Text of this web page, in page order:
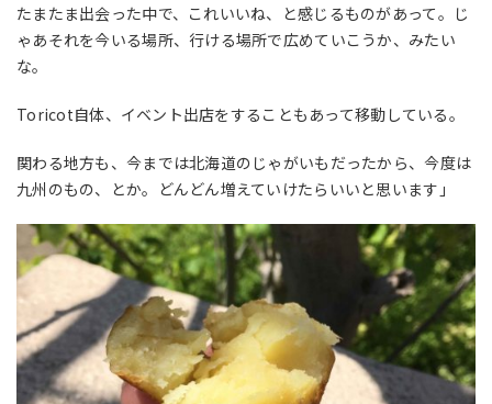
たまたま出会った中で、これいいね、と感じるものがあって。じ
ゃあそれを今いる場所、行ける場所で広めていこうか、みたい
な。
Toricot自体、イベント出店をすることもあって移動している。
関わる地方も、今までは北海道のじゃがいもだったから、今度は
九州のもの、とか。どんどん増えていけたらいいと思います」